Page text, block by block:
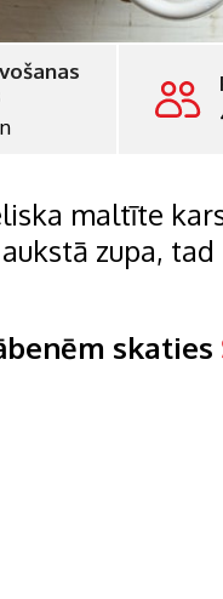
maltīte
zupa,
skaties